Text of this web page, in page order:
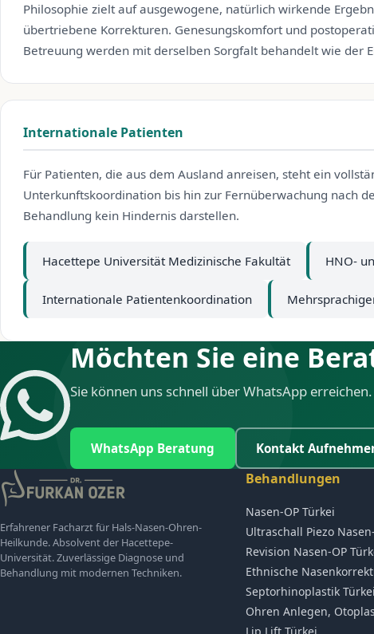
Philosophie zielt auf ausgewogene, natürlich wirkende
übertriebene Korrekturen. Genesungskomfort und
Betreuung werden mit derselben Sorgfalt behandelt wie der
Internationale Patienten
Für Patienten, die aus dem Ausland anreisen, steht ein
Unterkunftskoordination bis hin zur Fernüberwachung nach
Behandlung kein Hindernis darstellen.
Hacettepe Universität Medizinische Fakultät HNO-
Internationale Patientenkoordination
Möchten Sie eine
Sie können uns schnell über WhatsApp erreichen.
WhatsApp Beratung Kontakt
Erfahrener Facharzt für Hals-Nasen-Ohren-
Heilkunde. Absolvent der Hacettepe-
Universität. Zuverlässige Diagnose und
Behandlung mit modernen Techniken.
Behandlungen
Nasen-OP Türkei
Ultraschall Piezo
Revision Nasen-OP
Ethnische
Septorhinoplastik Türkei
Ohren Anlegen,